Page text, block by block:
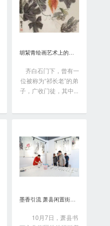
胡絜青绘画艺术上的精深造诣从何而来?
齐白石门下，曾有一
位被称为“祁长老”的弟
子，广收门徒，其中...
墨香引流 萧县闲置街区变身书画艺术聚落
10月7日，萧县书